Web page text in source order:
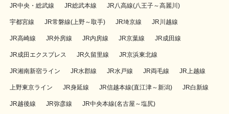
JR中央・総武線 JR総武本線 JR八高線(八王子～高麗川)
宇都宮線 JR常磐線(上野～取手) JR埼京線 JR川越線
JR高崎線 JR外房線 JR内房線 JR京葉線 JR成田線
JR成田エクスプレス JR久留里線 JR京浜東北線
JR湘南新宿ライン JR水郡線 JR水戸線 JR両毛線 JR上越線
上野東京ライン JR身延線 JR信越本線(直江津～新潟) JR白新線
JR越後線 JR弥彦線 JR中央本線(名古屋～塩尻)